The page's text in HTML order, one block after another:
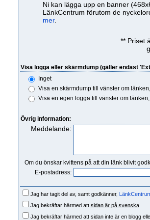
Ni kan lägga upp en banner
LänkCentrum förutom de
mer.
** Priset
Visa logga eller skärmdump (gäller endast
Inget
Visa en skärmdump till vänster om
Visa en egen logga till vänster om
Övrig information:
Meddelande:
Om du önskar kvittens på att din länk blivit
E-postadress:
Jag har tagit del av, samt godkänner,
Jag bekräftar härmed att sidan är på svenska.
Jag bekräftar härmed att sidan inte är en blogg